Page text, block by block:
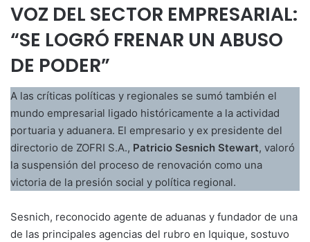
VOZ DEL SECTOR EMPRESARIAL:
“SE LOGRÓ FRENAR UN ABUSO
DE PODER”
A las críticas políticas y regionales se sumó también el
mundo empresarial ligado históricamente a la actividad
portuaria y aduanera. El empresario y ex presidente del
directorio de ZOFRI S.A., Patricio Sesnich Stewart, valoró
la suspensión del proceso de renovación como una
victoria de la presión social y política regional.
Sesnich, reconocido agente de aduanas y fundador de una
de las principales agencias del rubro en Iquique, sostuvo